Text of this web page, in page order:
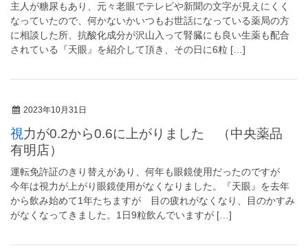
主人が糖尿もあり、元々老眼でテレビや新聞の文字が見えにくく
なっていたので、何かないかいつもお世話になっている薬局の方
に相談した所、抗酸化成分が沢山入って腎臓にも良い生薬も配合
されている『天眼』を紹介して頂き、その日に6粒 […]
2023年10月31日
視力が0.2から0.6に上がりました （中央薬品
有明店）
運転免許証のきり替えがあり、何年も眼鏡使用だったのですが
今年は視力が上がり眼鏡使用がなくなりました。『天眼』を去年
から飲み始めて1年たちますが 目の疲れがなくなり、目のかすみ
がなくなってきました。1日9粒飲んでいますが […]